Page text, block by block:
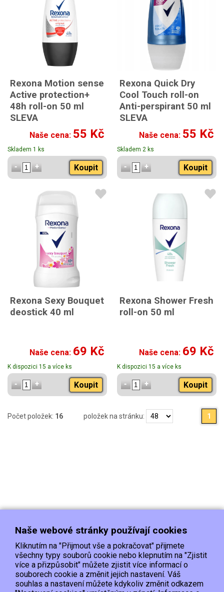
Rexona Motion sense
Active protection+
48h roll-on 50 ml
SLEVA
Naše cena: 55 Kč
Skladem 1 ks
Koupit
Rexona Quick Dry
Cool Touch roll-on
Anti-perspirant 50 ml
SLEVA
Naše cena: 55 Kč
Skladem 2 ks
Koupit
Rexona Sexy Bouquet
deostick 40 ml
Naše cena: 69 Kč
K dispozici 15 a více ks
Koupit
Rexona Shower Fresh
roll-on 50 ml
Naše cena: 69 Kč
K dispozici 15 a více ks
Koupit
Počet položek: 16 položek na stránku: 1
Doprava Platba
Kontakt/Reklamace
Naše webové stránky používají cookies
Kliknutím na "Přijmout vše a pokračovat" přijmete
všechny typy souborů cookie nebo klepnutím na "Zjistit
více a přizpůsobit" můžete zjistit více informací o
souborech cookie a změnit jejich nastavení. Váš
souhlas a nastavení můžete kdykoliv změnit odkazem